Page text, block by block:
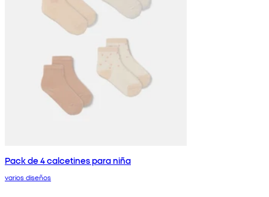
Pack de 4 calcetines para niña
varios diseños